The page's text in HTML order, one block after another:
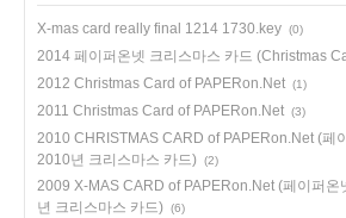
X-mas card really final 1214 1730.key (0)
2014 페이퍼온넷 크리스마스 카드 (Christmas
2012 Christmas Card of PAPERon.Net (1)
2011 Christmas Card of PAPERon.Net (3)
2010 CHRISTMAS CARD of PAPERon.Net (페
2010년 크리스마스 카드) (2)
2009 X-MAS CARD of PAPERon.Net (페이퍼온
년 크리스마스 카드) (6)